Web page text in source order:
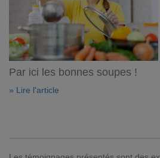
Par ici les bonnes soupes !
» Lire l'article